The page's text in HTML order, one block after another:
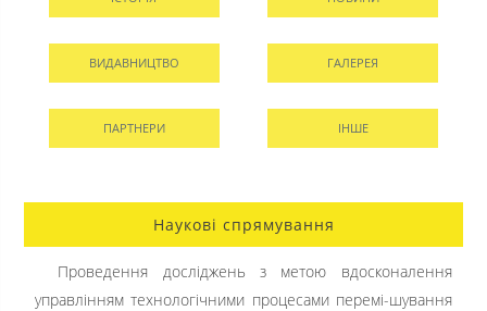
ВИДАВНИЦТВО ГАЛЕРЕЯ
ПАРТНЕРИ ІНШЕ
Наукові спрямування
Проведення досліджень з метою вдосконалення
управлінням технологічними процесами перемі-шування